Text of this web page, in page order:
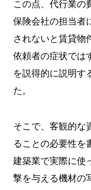
この点、代行業の
保険会社の担当者
されないと賃貸物
依頼者の症状では
を説得的に説明す
た。
そこで、客観的な
ることの必要性を
建築業で実際に使
撃を与える機材の